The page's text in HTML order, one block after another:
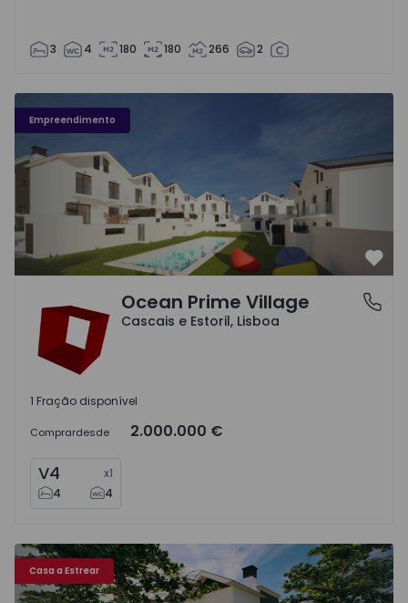
3 4 180 180 266 2
Empreendimento
Ocean Prime Village - 1
Cascais e Estoril, LisboaOcean Prime Village
Cascais e Estoril, Lisboa
1 Fração disponível
Comprardesde 2.000.000 €
V4 x1
4
4
Casa a Estrear
- 1516553 - 20
Moradia em Banda T4 com Luxo Cascais, Cascais e